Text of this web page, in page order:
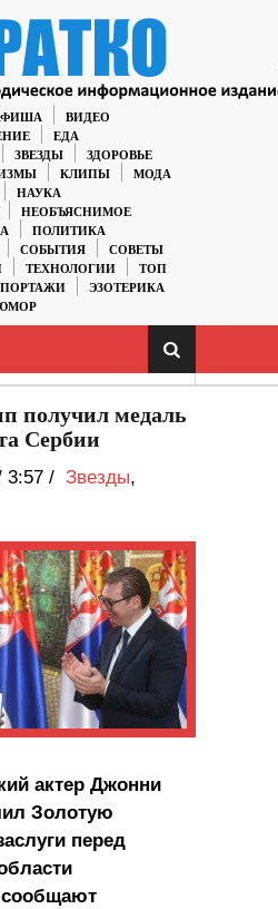
ВИДЕО
ЕДА
ЗВЕЗДЫ
ЗДОРОВЬЕ
КЛИПЫ
МОДА
НАУКА
НЕОБЪЯСНИМОЕ
ПОЛИТИКА
СОБЫТИЯ
СОВЕТЫ
ТЕХНОЛОГИИ
ТОП
ЭЗОТЕРИКА
получил медаль
Сербии
3:57 / Звезды,
актер Джонни
Золотую
перед